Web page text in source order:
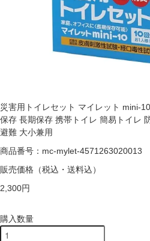
災害用トイレセット マイレット mini-
保存 長期保存 携帯トイレ 簡易トイレ
避難 大小兼用
商品番号：mc-mylet-4571263020013
販売価格 （税込・送料込）
2,300円
購入数量